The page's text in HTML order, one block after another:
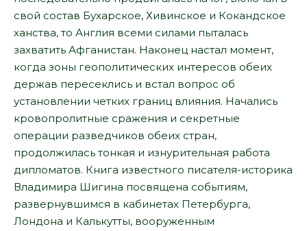
свой состав Бухарское, Хивинское и Кокандское
ханства, то Англия всеми силами пыталась
захватить Афганистан. Наконец настал момент,
когда зоны геополитических интересов обеих
держав пересеклись и встал вопрос об
установлении четких границ влияния. Начались
кровопролитные сражения и секретные
операции разведчиков обеих стран,
продолжилась тонкая и изнурительная работа
дипломатов. Книга известного писателя-историка
Владимира Шигина посвящена событиям,
развернувшимся в кабинетах Петербурга,
Лондона и Калькутты, вооруженным